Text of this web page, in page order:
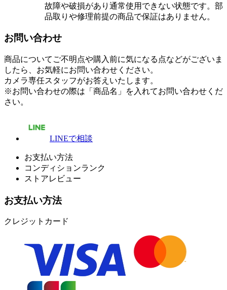
故障や破損があり通常使用できない状態です。部
品取りや修理前提の商品で保証はありません。
お問い合わせ
商品についてご不明点や購入前に気になる点などがございま
したら、お気軽にお問い合わせください。
カメラ専任スタッフがお答えいたします。
※お問い合わせの際は「商品名」を入れてお問い合わせくだ
さい。
LINEで相談
お支払い方法
コンディションランク
ストアレビュー
お支払い方法
クレジットカード